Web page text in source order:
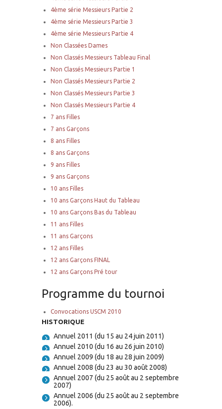
4ème série Messieurs Partie 2
4ème série Messieurs Partie 3
4ème série Messieurs Partie 4
Non Classées Dames
Non Classés Messieurs Tableau Final
Non Classés Messieurs Partie 1
Non Classés Messieurs Partie 2
Non Classés Messieurs Partie 3
Non Classés Messieurs Partie 4
7 ans Filles
7 ans Garçons
8 ans Filles
8 ans Garçons
9 ans Filles
9 ans Garçons
10 ans Filles
10 ans Garçons Haut du Tableau
10 ans Garçons Bas du Tableau
11 ans Filles
11 ans Garçons
12 ans Filles
12 ans Garçons FINAL
12 ans Garçons Pré tour
Programme du tournoi
Convocations USCM 2010
HISTORIQUE
Annuel 2011 (du 15 au 24 juin 2011)
Annuel 2010 (du 16 au 26 juin 2010)
Annuel 2009 (du 18 au 28 juin 2009)
Annuel 2008 (du 23 au 30 août 2008)
Annuel 2007 (du 25 août au 2 septembre
2007)
Annuel 2006 (du 25 août au 2 septembre
2006).